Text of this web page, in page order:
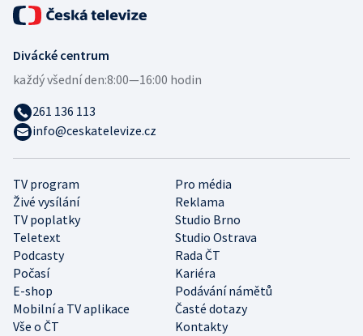
TV program
Pro média
Živé vysílání
Reklama
TV poplatky
Studio Brno
Teletext
Studio Ostrava
Podcasty
Rada ČT
Počasí
Kariéra
E-shop
Podávání námětů
Mobilní a TV aplikace
Časté dotazy
Vše o ČT
Kontakty
Divácké centrum
každý všední den:8:00—16:00 hodin
261 136 113
info@ceskatelevize.cz